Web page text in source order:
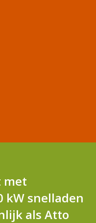
met
kW snelladen
als Atto